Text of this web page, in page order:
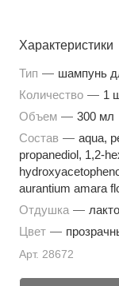
Характеристики
Тип — шампунь
Количество — 1
Объем — 300 мл
Состав — aqua,
propanediol, 1,2-
aurantium amara
Отдушка —
Цвет —
Арт. 28672